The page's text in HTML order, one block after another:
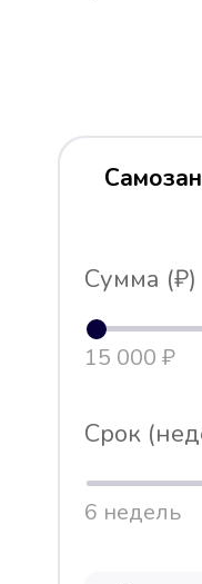
Сумма (₽)
15 000 ₽
Срок
6 недель